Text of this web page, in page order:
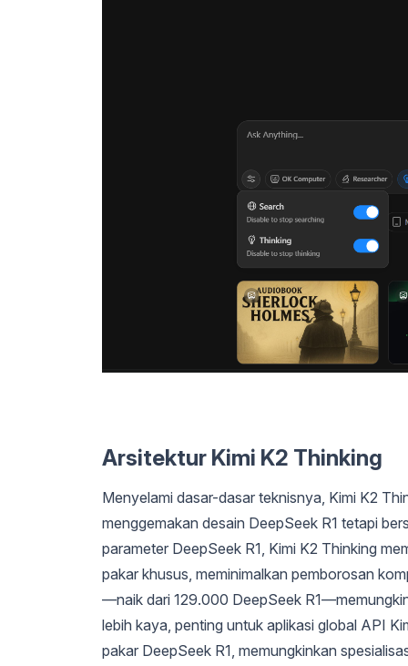
Arsitektur Kimi K2 Thinking
Menyelami dasar-dasar teknisnya, Kimi K2
menggemakan desain DeepSeek R1 tetapi
parameter DeepSeek R1, Kimi K2 Thinking
pakar khusus, meminimalkan pemborosan
—naik dari 129.000 DeepSeek
lebih kaya, penting untuk aplikasi global API
pakar DeepSeek R1, memungkinkan